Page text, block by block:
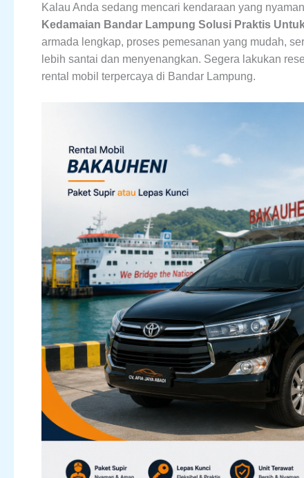
Kalau Anda sedang mencari kendaraan yang
Kedamaian Bandar Lampung Solusi Praktis
armada lengkap, proses pemesanan yang mudah,
lebih santai dan menyenangkan. Segera lakukan
rental mobil terpercaya di Bandar Lampung.